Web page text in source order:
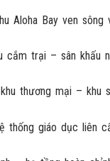
cắm trại – sân khấu
thương mại – khu